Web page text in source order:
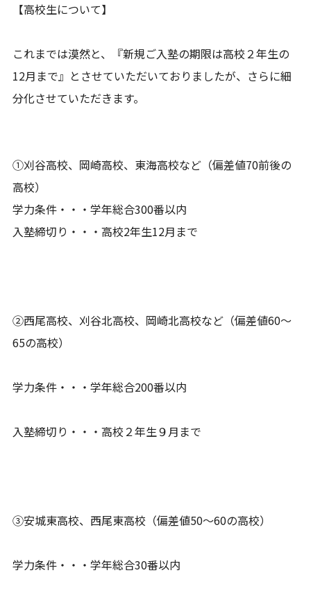
【高校生について】
これまでは漠然と、『新規ご入塾の期限は高校２年生の
12月まで』とさせていただいておりましたが、さらに細
分化させていただきます。
①刈谷高校、岡崎高校、東海高校など（偏差値70前後の
高校）
学力条件・・・学年総合300番以内
入塾締切り・・・高校2年生12月まで
②西尾高校、刈谷北高校、岡崎北高校など（偏差値60～
65の高校）
学力条件・・・学年総合200番以内
入塾締切り・・・高校２年生９月まで
③安城東高校、西尾東高校（偏差値50～60の高校）
学力条件・・・学年総合30番以内